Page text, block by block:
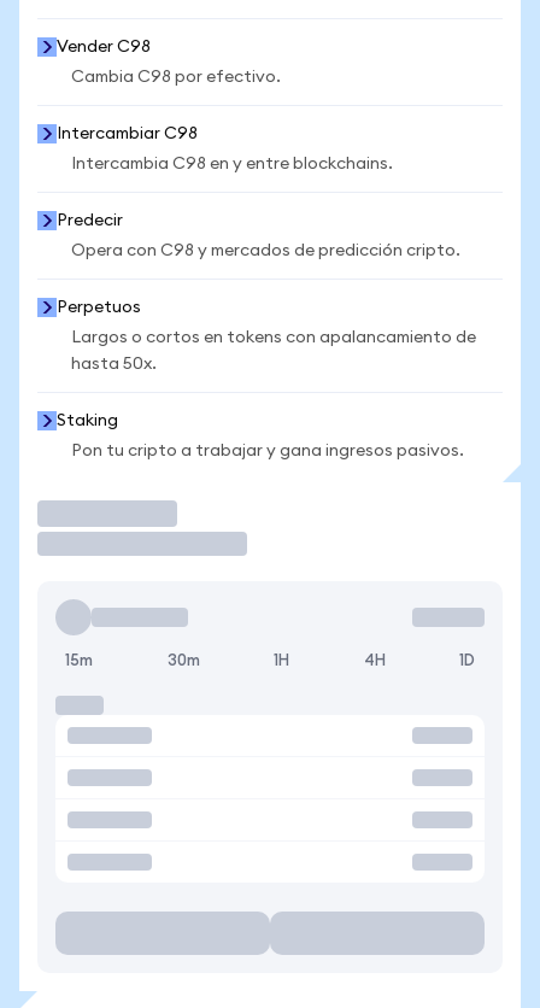
Vender C98
Cambia C98 por efectivo.
Intercambiar C98
Intercambia C98 en y entre blockchains.
Predecir
Opera con C98 y mercados de predicción cripto.
Perpetuos
Largos o cortos en tokens con apalancamiento de
hasta 50x.
Staking
Pon tu cripto a trabajar y gana ingresos pasivos.
15m 30m 1H 4H 1D